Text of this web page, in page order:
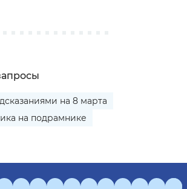
на 8 марта
на подрамнике